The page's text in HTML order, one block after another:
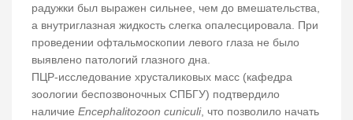
радужки был выражен сильнее, чем до вмешательства,
а внутриглазная жидкость слегка опалесцировала. При
проведении офтальмоскопии левого глаза не было
выявлено патологий глазного дна.
ПЦР-исследование хрусталиковых масс (кафедра
зоологии беспозвоночных СПБГУ) подтвердило
наличие Encephalitozoon cuniculi, что позволило начать